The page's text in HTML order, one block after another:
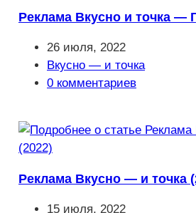
Реклама Вкусно и точка —
Запись
опубликована:
26 июля, 2022
Рубрика
записи:
Вкусно — и точка
Комментарии
0 комментариев
Реклама Вкусно — и точка
Запись
15 июля, 2022